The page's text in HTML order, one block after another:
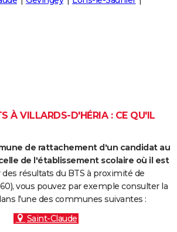
À VILLARDS-D'HÉRIA : CE QU'IL
de rattachement d'un candidat au
de l'établissement scolaire où il est
résultats du BTS à proximité de
vous pouvez par exemple consulter la
l'une des communes suivantes :
Saint-Claude